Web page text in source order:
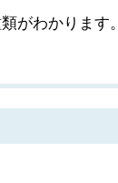
がわかります。